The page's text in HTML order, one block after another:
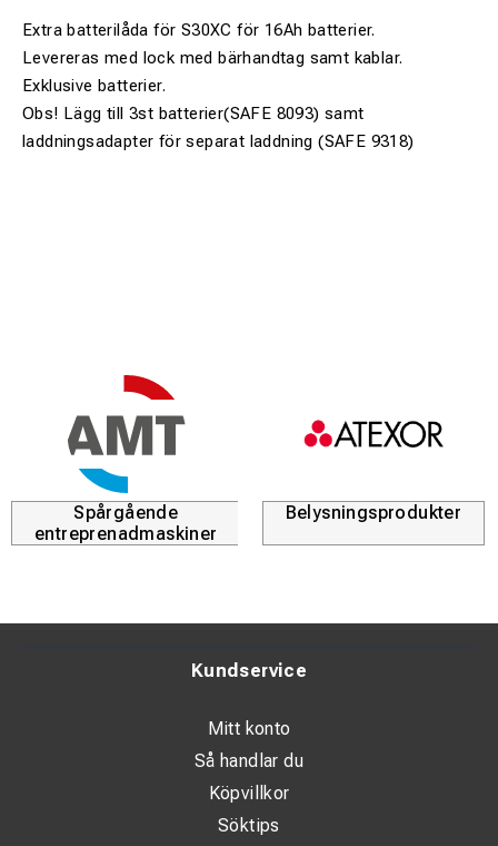
Extra batterilåda för S30XC för 16Ah batterier.
Levereras med lock med bärhandtag samt kablar.
Exklusive batterier.
Obs! Lägg till 3st batterier(SAFE 8093) samt
laddningsadapter för separat laddning (SAFE 9318)
Spårgående
entreprenadmaskiner
Belysningsprodukter
Kundservice
Mitt konto
Så handlar du
Köpvillkor
Söktips